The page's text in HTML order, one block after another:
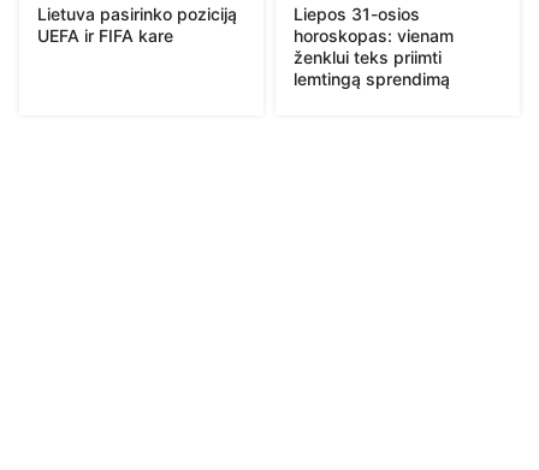
Lietuva pasirinko poziciją
UEFA ir FIFA kare
Liepos 31-osios
horoskopas: vienam
ženklui teks priimti
lemtingą sprendimą